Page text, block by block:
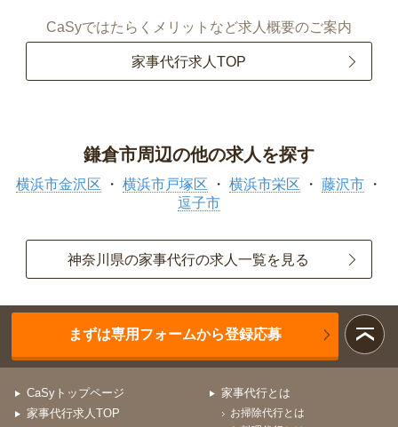
CaSyではたらくメリットなど求人概要のご案内
家事代行求人TOP
鎌倉市周辺の他の求人を探す
横浜市金沢区 横浜市戸塚区 横浜市栄区
藤沢市
逗子市
神奈川県の家事代行の求人一覧を見る
まずは専用フォームから登録応募
CaSyトップページ
家事代行求人TOP
家事代行とは
お掃除代行とは